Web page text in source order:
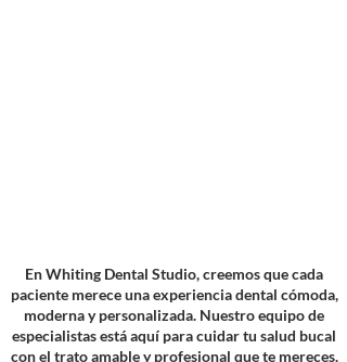
En Whiting Dental Studio, creemos que cada
paciente merece una experiencia dental cómoda,
moderna y personalizada. Nuestro equipo de
especialistas está aquí para cuidar tu salud bucal
con el trato amable y profesional que te mereces.